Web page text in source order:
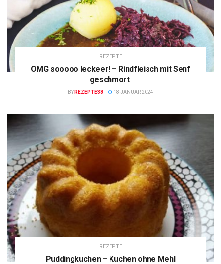
REZEPTE
OMG sooooo leckeer! – Rindfleisch mit Senf
geschmort
BY REZEPTE38 18 JANUAR 2024
REZEPTE
Puddingkuchen – Kuchen ohne Mehl